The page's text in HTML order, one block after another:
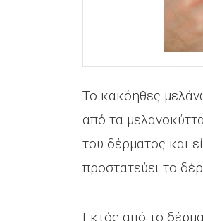
Το κακόηθες
από τα
του δέρματος και
προστατεύει το
Εκτός από το